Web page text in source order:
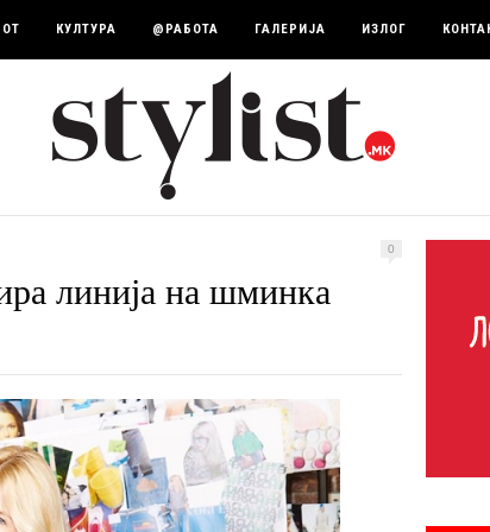
КУЛТУРА @РАБОТА ГАЛЕРИЈА ИЗЛОГ
0
линија на шминка